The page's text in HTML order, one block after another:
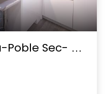
Квартира 2 Комнаты-Poble Sec- Observatori-Sitges